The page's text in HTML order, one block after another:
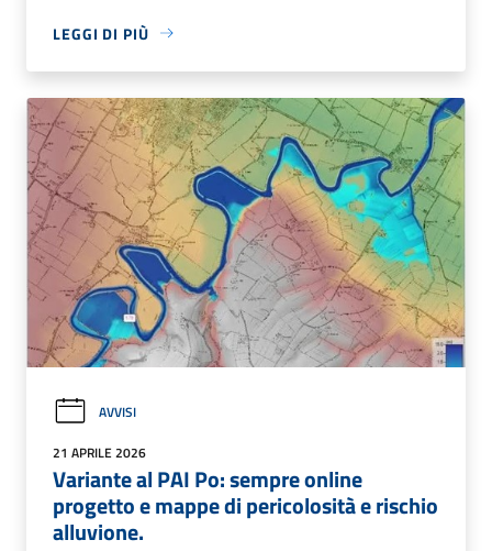
LEGGI DI PIÙ
AVVISI
21 APRILE 2026
Variante al PAI Po: sempre online
progetto e mappe di pericolosità e rischio
alluvione.